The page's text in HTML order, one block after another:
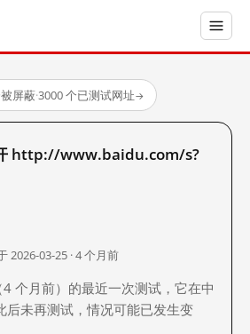
屏蔽·3000 个已测试网址→
http://www.baidu.com/s?
2026-03-25 · 4 个月前
个月前）的最近一次测试，它在中
后未再测试，情况可能已发生变